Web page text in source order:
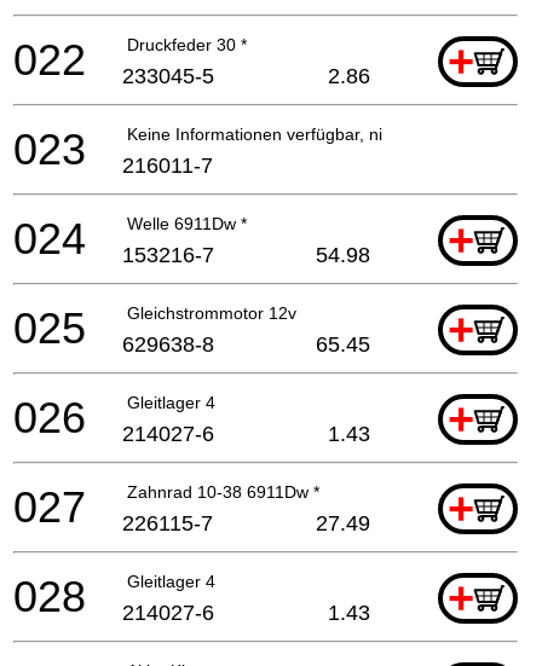
Druckfeder 30 * +
022 233045-5 2.86
Keine Informationen verfügbar, nicht bestellbar
023 216011-7
Welle 6911Dw * +
024 153216-7 54.98
Gleichstrommotor 12v +
025 629638-8 65.45
Gleitlager 4 +
026 214027-6 1.43
Zahnrad 10-38 6911Dw * +
027 226115-7 27.49
Gleitlager 4 +
028 214027-6 1.43